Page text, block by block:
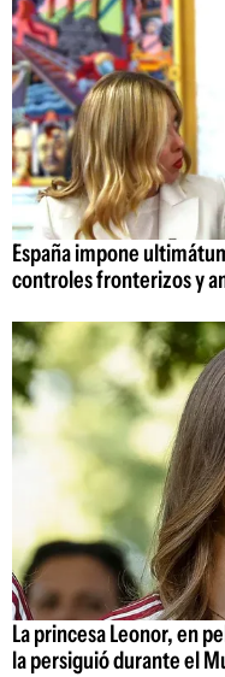
España impone
controles fronterizos y
La princesa Leonor, en
la persiguió durante el